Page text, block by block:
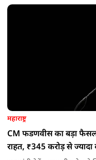
नेता या सांसद क्यों न हो, यदि
महाराष्ट्र
CM फडणवीस का बड़ा
राहत, ₹345 करोड़ से